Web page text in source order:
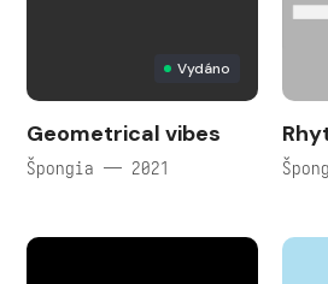
Vydáno
Geometrical vibes
Špongia — 2021